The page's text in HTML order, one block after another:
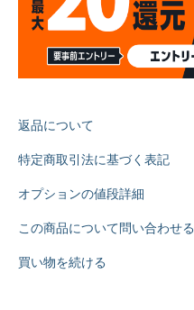
返品について
特定商取引法に基づく表記
オプションの値段詳細
この商品について問い合わせる
買い物を続ける